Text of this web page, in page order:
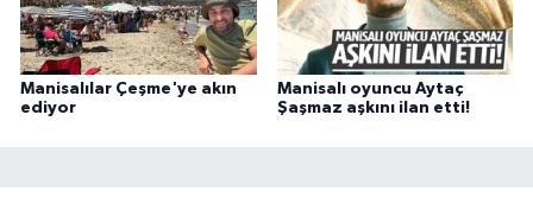
Manisalılar Çeşme'ye akın
ediyor
Manisalı oyuncu Aytaç
Şaşmaz aşkını ilan etti!